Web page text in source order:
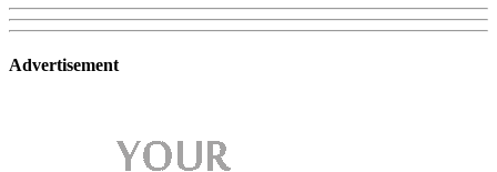
Advertisement